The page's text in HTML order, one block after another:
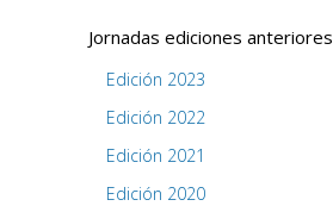
Jornadas ediciones anteriores
Edición 2023
Edición 2022
Edición 2021
Edición 2020